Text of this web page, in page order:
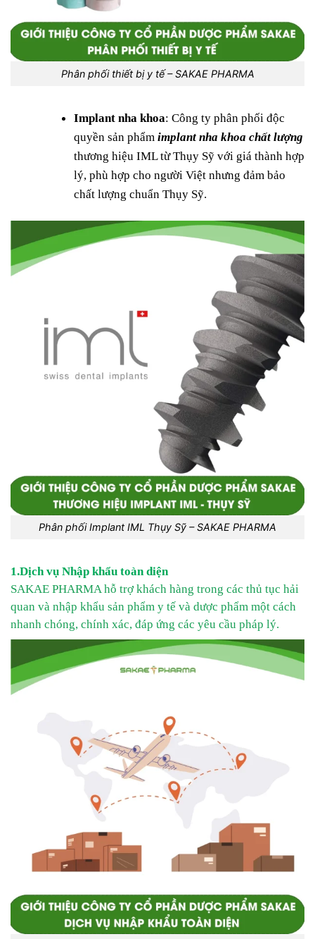
Phân phối thiết bị y tế – SAKAE PHARMA
Implant nha khoa: Công ty phân phối độc
quyền sản phẩm implant nha khoa chất lượng
thương hiệu IML từ Thụy Sỹ với giá thành hợp
lý, phù hợp cho người Việt nhưng đảm bảo
chất lượng chuẩn Thụy Sỹ.
Phân phối Implant IML Thụy Sỹ – SAKAE PHARMA
1.Dịch vụ Nhập khẩu toàn diện
SAKAE PHARMA hỗ trợ khách hàng trong các thủ tục hải
quan và nhập khẩu sản phẩm y tế và dược phẩm một cách
nhanh chóng, chính xác, đáp ứng các yêu cầu pháp lý.